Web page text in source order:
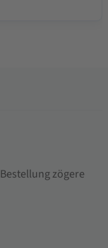
zögere